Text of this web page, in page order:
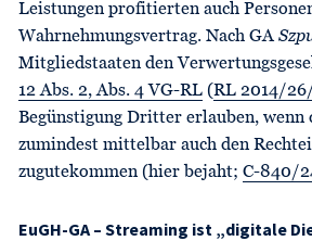
Leistungen profitierten auch
Wahrnehmungsvertrag. Nach GA
Mitgliedstaaten den
12 Abs. 2, Abs. 4 VG-RL (RL 2014/
Begünstigung Dritter erlauben, wenn
zumindest mittelbar auch den
zugutekommen (hier bejaht; C-840/
EuGH-GA – Streaming ist „digitale